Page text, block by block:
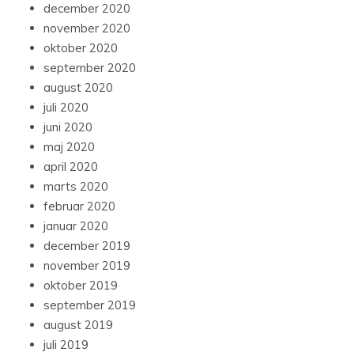
december 2020
november 2020
oktober 2020
september 2020
august 2020
juli 2020
juni 2020
maj 2020
april 2020
marts 2020
februar 2020
januar 2020
december 2019
november 2019
oktober 2019
september 2019
august 2019
juli 2019